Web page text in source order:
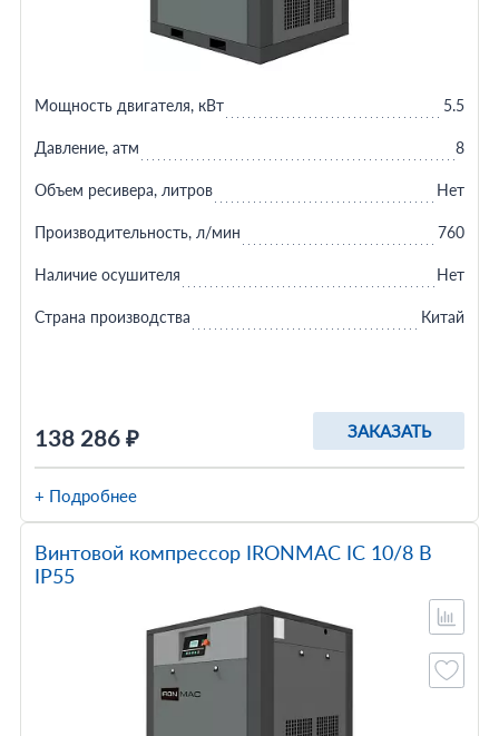
138 286 ₽ ЗАКАЗАТЬ
Мощность двигателя, кВт 5.5
Давление, атм 8
Объем ресивера, литров Нет
Производительность, л/мин 760
Наличие осушителя Нет
Страна производства Китай
+ Подробнее
Винтовой компрессор IRONMAC IC 10/8 B
IP55